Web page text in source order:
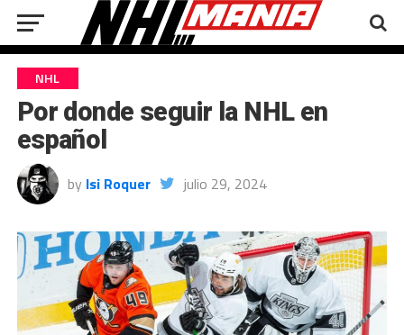
NHL
Por donde seguir la NHL en
español
by Isi Roquer julio 29, 2024